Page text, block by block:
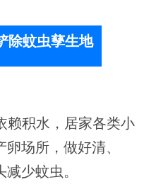
除蚊虫孳生地
赖积水，居家各类小
场所，做好清、
少蚊虫。